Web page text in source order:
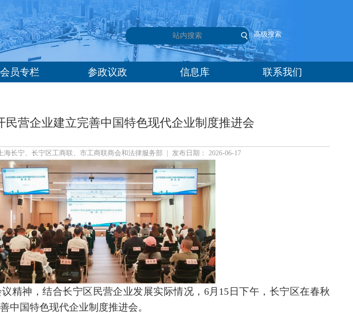
高级搜索
会员专栏 参政议政 信息库 联系我们
民营企业建立完善中国特色现代企业制度推进会
海长宁、长宁区工商联、市工商联商会和法律服务部 | 发布日期： 2026-06-17
精神，结合长宁区民营企业发展实际情况，6月15日下午，长宁区在春秋
中国特色现代企业制度推进会。